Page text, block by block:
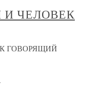
ЧЕЛОВЕК
ГОВОРЯЩИЙ